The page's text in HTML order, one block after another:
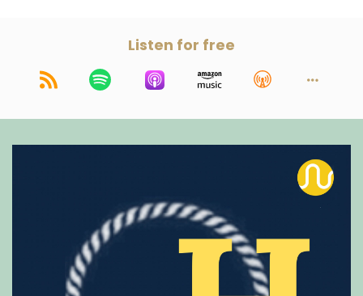
Listen for free